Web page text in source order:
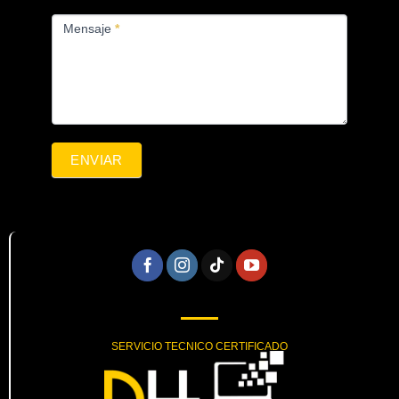
Mensaje*
ENVIAR
SERVICIO TECNICO CERTIFICADO